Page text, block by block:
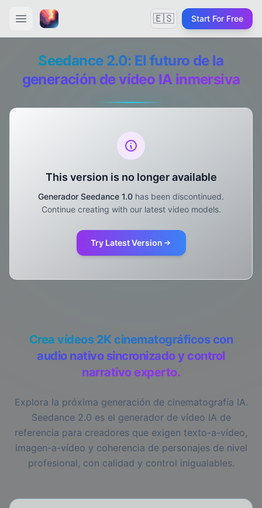
🇪🇸 Start For Free
Seedance 2.0: El futuro de la
generación de vídeo IA inmersiva
This version is no longer available
Generador Seedance 1.0 has been discontinued.
Continue creating with our latest video models.
Try Latest Version
Crea vídeos 2K cinematográficos con
audio nativo sincronizado y control
narrativo experto.
Explora la próxima generación de cinematografía IA.
Seedance 2.0 es el generador de vídeo IA de
referencia para creadores que exigen texto-a-vídeo,
imagen-a-vídeo y coherencia de personajes de nivel
profesional, con calidad y control inigualables.